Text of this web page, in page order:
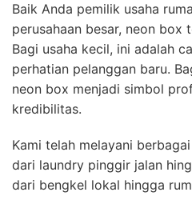
Baik Anda pemilik usaha
perusahaan besar, neon box
Bagi usaha kecil, ini adalah
perhatian pelanggan baru.
neon box menjadi simbol
kredibilitas.
Kami telah melayani
dari laundry pinggir jalan
dari bengkel lokal hingga